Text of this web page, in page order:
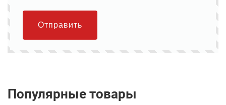
Отправить
Популярные товары